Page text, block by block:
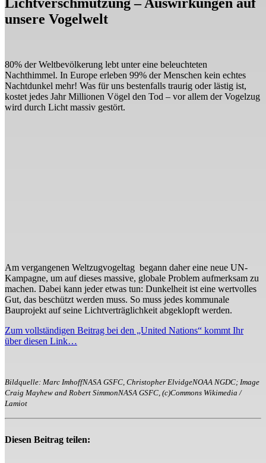
unsere Vogelwelt
80% der Weltbevölkerung lebt unter eine beleuchteten
Nachthimmel. In Europe erleben 99% der Menschen kein echtes
Nachtdunkel mehr! Was für uns bestenfalls traurig oder lästig ist,
kostet jedes Jahr Millionen Vögel den Tod – vor allem der Vogelzug
wird durch Licht massiv gestört.
Am vergangenen Weltzugvogeltag begann daher eine neue UN-
Kampagne, um auf dieses massive, globale Problem aufmerksam zu
machen. Dabei kann jeder etwas tun: Dunkelheit ist eine wertvolles
Gut, das beschützt werden muss. So muss jedes kommunale
Bauprojekt auf seine Lichtverträglichkeit abgeklopft werden.
Zum vollständigen Beitrag bei den „United Nations“ kommt Ihr
über diesen Link…
Bildquelle: Marc ImhoffNASA GSFC, Christopher ElvidgeNOAA NGDC; Image
Craig Mayhew and Robert SimmonNASA GSFC, (c)Commons Wikimedia /
Lamiot
Diesen Beitrag teilen: